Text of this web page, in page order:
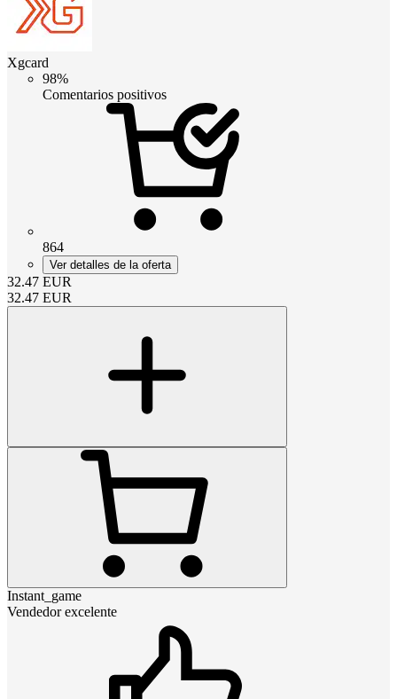
Xgcard
98%
Comentarios positivos
864
Ver detalles de la oferta
32.47 EUR
32.47 EUR
Instant_game
Vendedor excelente